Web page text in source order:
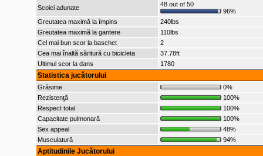
Scoici adunate
48 out of 50
96%
Greutatea maximă la împins
240lbs
Greutatea maximă la gantere
110lbs
Cel mai bun scor la baschet
2
Cea mai înaltă săritură cu bicicleta
37.78ft
Ultimul scor la dans
1780
Statistica jucătorului
Grăsime
0%
Rezistenţă
100%
Respect total
100%
Capacitate pulmonară
100%
Sex appeal
48%
Musculatură
94%
Aptitudinile Jucătorului